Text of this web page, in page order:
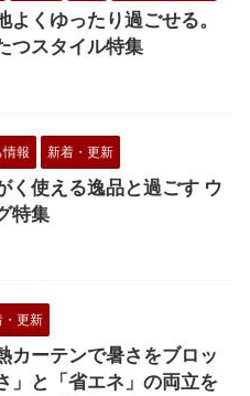
よくゆったり過ごせる。
つスタイル特集
情報 新着・更新
く使える逸品と過ごす ウ
特集
・更新
カーテンで暑さをブロッ
」と「省エネ」の両立を